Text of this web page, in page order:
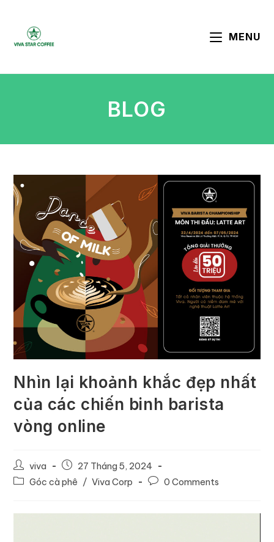
MENU
BLOG
Nhìn lại khoảnh khắc đẹp nhất
của các chiến binh barista
vòng online
viva
27 Tháng 5, 2024
Góc cà phê / Viva Corp 0 Comments